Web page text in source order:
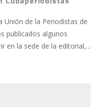
Unión de la Periodistas de
publicados algunos
en la sede de la editorial,...